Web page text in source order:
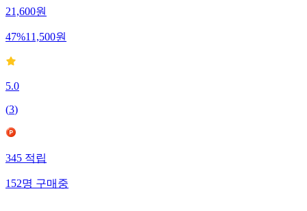
21,600원
47%11,500원
5.0
(3)
345 적립
152명 구매중